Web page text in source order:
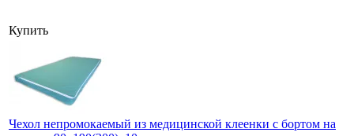
Купить
Чехол непромокаемый из медицинской клеенки с бортом на